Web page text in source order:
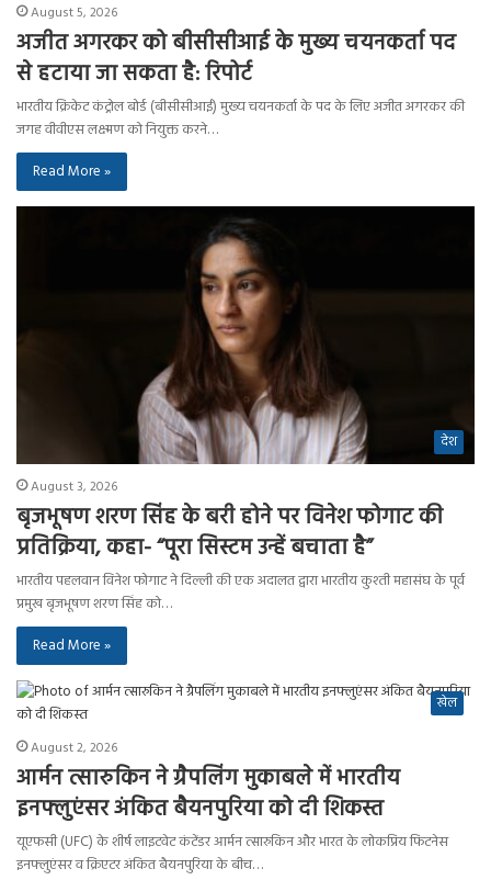
August 5, 2026
अजीत अगरकर को बीसीसीआई के मुख्य चयनकर्ता पद
से हटाया जा सकता है: रिपोर्ट
भारतीय क्रिकेट कंट्रोल बोर्ड (बीसीसीआई) मुख्य चयनकर्ता के पद के लिए अजीत अगरकर की
जगह वीवीएस लक्ष्मण को नियुक्त करने…
Read More »
देश
August 3, 2026
बृजभूषण शरण सिंह के बरी होने पर विनेश फोगाट की
प्रतिक्रिया, कहा- “पूरा सिस्टम उन्हें बचाता है”
भारतीय पहलवान विनेश फोगाट ने दिल्ली की एक अदालत द्वारा भारतीय कुश्ती महासंघ के पूर्व
प्रमुख बृजभूषण शरण सिंह को…
Read More »
खेल
August 2, 2026
आर्मन त्सारुकिन ने ग्रैपलिंग मुकाबले में भारतीय
इनफ्लुएंसर अंकित बैयनपुरिया को दी शिकस्त
यूएफसी (UFC) के शीर्ष लाइटवेट कंटेंडर आर्मन त्सारुकिन और भारत के लोकप्रिय फिटनेस
इनफ्लुएंसर व क्रिएटर अंकित बैयनपुरिया के बीच…